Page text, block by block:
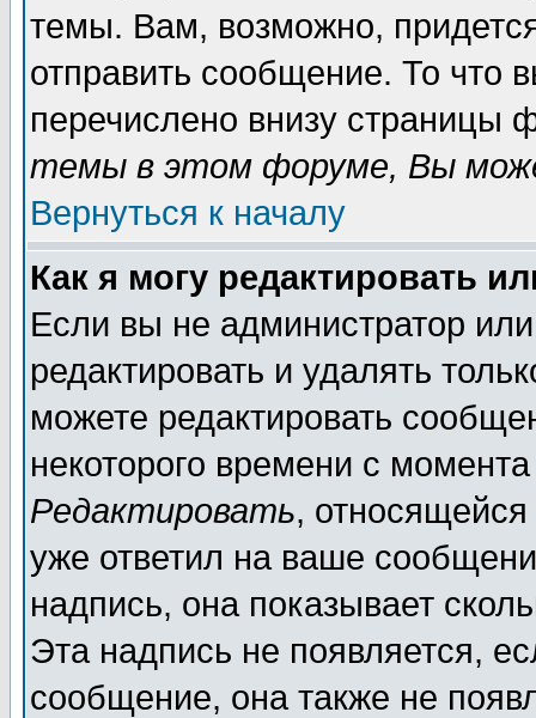
темы. Вам, возможно,
отправить сообщение. То что
перечислено внизу страницы
темы в этом форуме, Вы
Вернуться к началу
Как я могу редактировать
Если вы не администратор
редактировать и удалять
можете редактировать
некоторого времени с
Редактировать,
уже ответил на ваше
надпись, она показывает
Эта надпись не появляется,
сообщение, она также не